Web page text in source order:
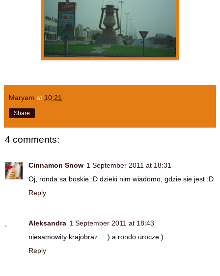
Maryam at 10:21
Share
4 comments:
Cinnamon Snow 1 September 2011 at 18:31
Oj, ronda sa boskie :D dzieki nim wiadomo, gdzie sie jest :D
Reply
Aleksandra 1 September 2011 at 18:43
niesamowity krajobraz... :) a rondo urocze:)
Reply